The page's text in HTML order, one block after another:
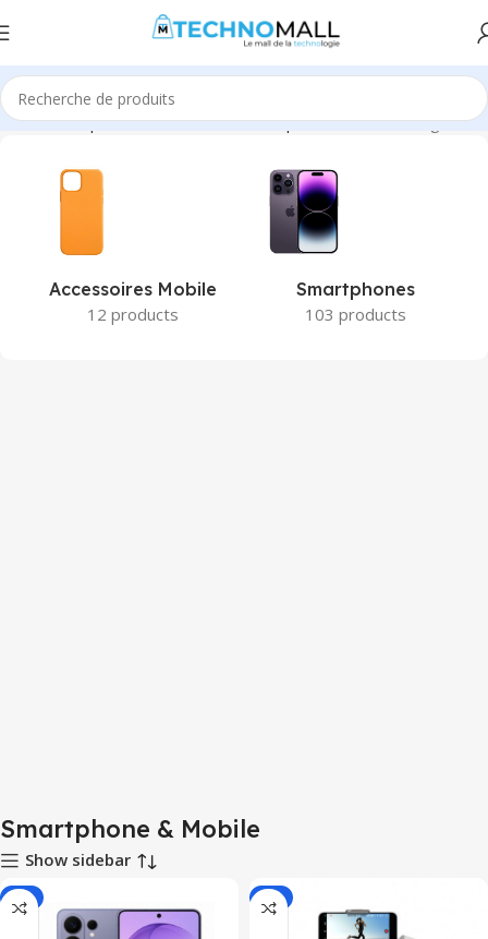
Accueil Téléphonie & Tablettes Smartphone & Mobile Page 3
Accessoires Mobile
12 products
Smartphones
103 products
Smartphone & Mobile
Show sidebar
-7% -5%